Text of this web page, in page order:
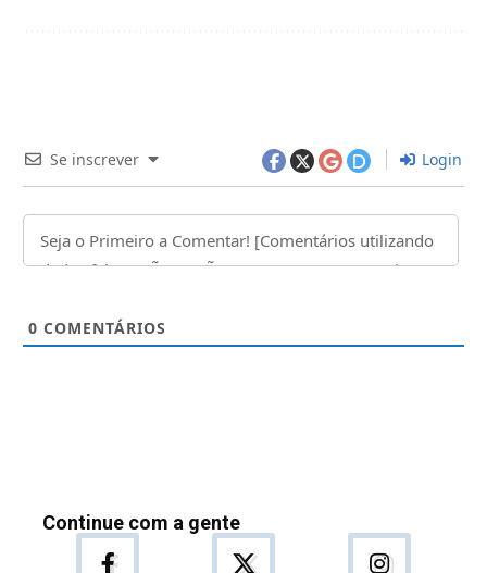
Se inscrever Login
0 COMENTÁRIOS
Continue com a gente